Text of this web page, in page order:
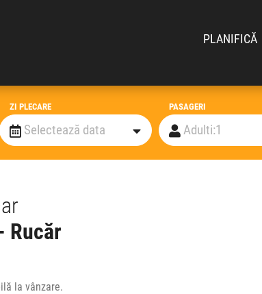
PLANIFICĂ
ZI PLECARE PASAGERI
Rucăr
la vânzare.